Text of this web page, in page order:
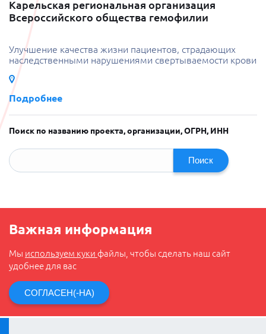
Карельская региональная организация
Всероссийского общества гемофилии
Улучшение качества жизни пациентов, страдающих
наследственными нарушениями свертываемости крови
Подробнее
Поиск по названию проекта, организации, ОГРН, ИНН
Поиск
Важная информация
Мы используем куки файлы, чтобы сделать наш сайт
удобнее для вас
СОГЛАСЕН(-НА)